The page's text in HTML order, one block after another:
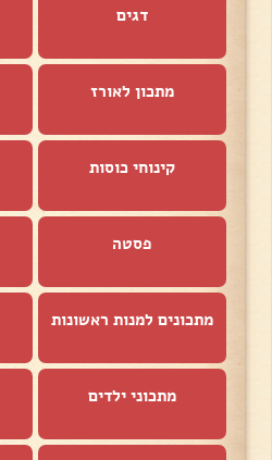
דגים
מתכון לאורז
קינוחי כוסות
פסטה
מתכונים למנות ראשונות
מתכוני ילדים